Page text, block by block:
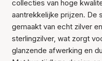
collecties van hoge
aantrekkelijke prijzen. De
gemaakt van echt zilver
sterlingzilver, wat zorgt
glanzende afwerking en